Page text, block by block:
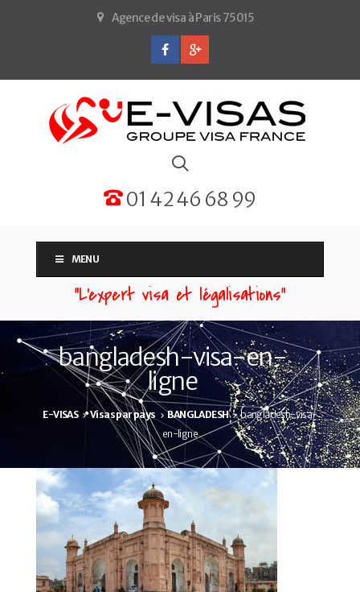
Agence de visa à Paris 75015
01 42 46 68 99
MENU
“L'expert visa et légalisations”
bangladesh-visa-en-
ligne
E-VISAS Visas par pays BANGLADESH
bangladesh-visa-
en-ligne